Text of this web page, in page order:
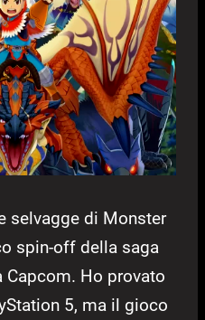
selvagge di Monster
spin-off della saga
Capcom. Ho provato
5, ma il gioco